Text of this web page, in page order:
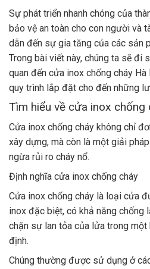
Sự phát triển nhanh chóng của
bảo vệ an toàn cho con người và
dẫn đến sự gia tăng của các sản
Trong bài viết này, chúng ta sẽ đi
quan đến cửa inox chống cháy
quy trình lắp đặt cho đến những
Tìm hiểu về cửa inox chống
Cửa inox chống cháy không chỉ
xây dựng, mà còn là một giải
ngừa rủi ro cháy nổ.
Định nghĩa cửa inox chống cháy
Cửa inox chống cháy là loại cửa
inox đặc biệt, có khả năng chống
chặn sự lan tỏa của lửa trong
định.
Chúng thường được sử dụng ở